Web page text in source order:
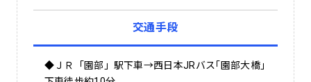
交通手段
◆ＪＲ「園部」駅下車→西日本JRバス｢園部大橋｣